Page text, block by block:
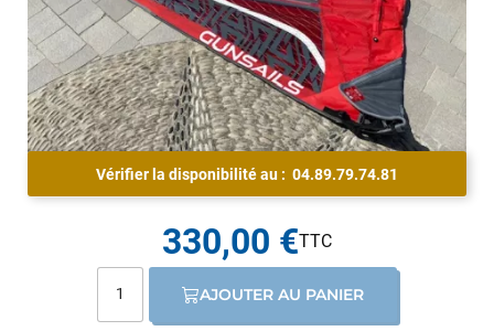
Vérifier la disponibilité au : 04.89.79.74.81
330,00 €
AJOUTER AU PANIER